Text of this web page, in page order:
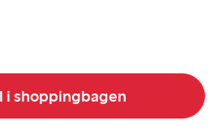
i shoppingbagen